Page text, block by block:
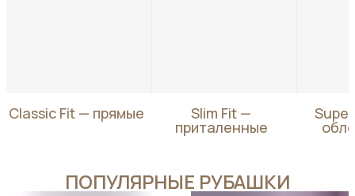
Classic Fit — прямые Slim Fit —
приталенные
ПОПУЛЯРНЫЕ РУБАШКИ